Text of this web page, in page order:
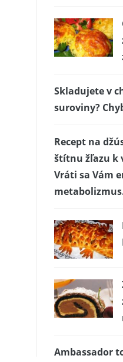
Skladujete v
suroviny?
Recept na
štítnu žľazu k
Vráti sa Vám
Ambassador